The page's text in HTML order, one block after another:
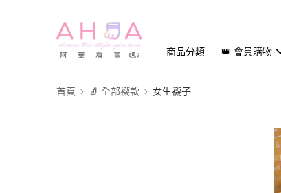
商品分類 👑 會員購物
首頁 🧦 全部襪款 女生襪子